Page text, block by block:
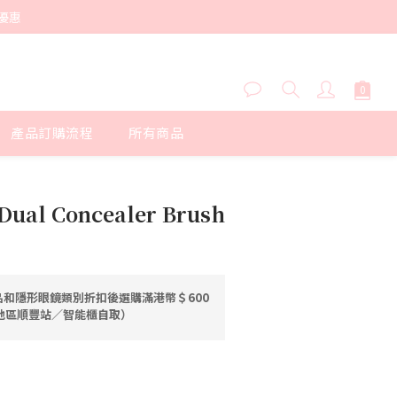
惠
產品訂購流程 所有商品
Concealer Brush
隱形眼鏡類別折扣後選購滿港幣＄600
順豐站／智能櫃自取）